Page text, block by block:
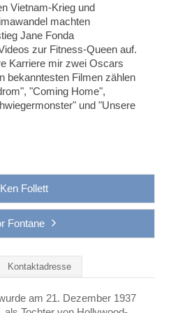
Vietnam-Krieg und
machten
Jane Fonda
zur Fitness-Queen auf.
Karriere mir zwei Oscars
bekanntesten Filmen zählen
"Coming Home",
und "Unsere
Ken Follett
Fontane
Kontaktadresse
am 21. Dezember 1937